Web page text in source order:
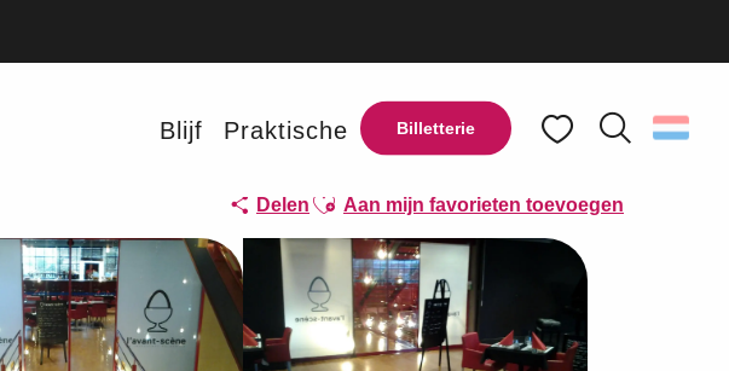
Billetterie
Blijf Praktische
Delen Ajouter aux favoris
Aan mijn favorieten toevoegen